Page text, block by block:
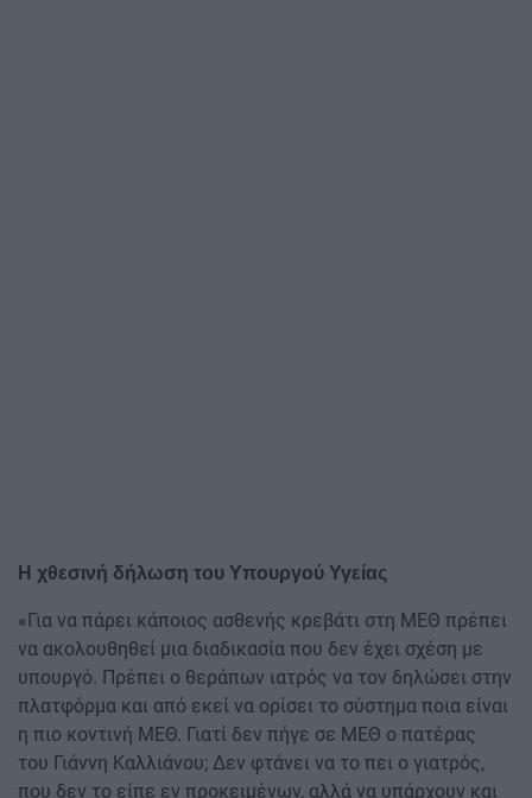
Η χθεσινή δήλωση του Υπουργού Υγείας
«Για να πάρει κάποιος ασθενής κρεβάτι στη ΜΕΘ πρέπει
να ακολουθηθεί μια διαδικασία που δεν έχει σχέση με
υπουργό. Πρέπει ο θεράπων ιατρός να τον δηλώσει στην
πλατφόρμα και από εκεί να ορίσει το σύστημα ποια είναι
η πιο κοντινή ΜΕΘ. Γιατί δεν πήγε σε ΜΕΘ ο πατέρας
του Γιάννη Καλλιάνου; Δεν φτάνει να το πει ο γιατρός,
που δεν το είπε εν προκειμένων, αλλά να υπάρχουν και